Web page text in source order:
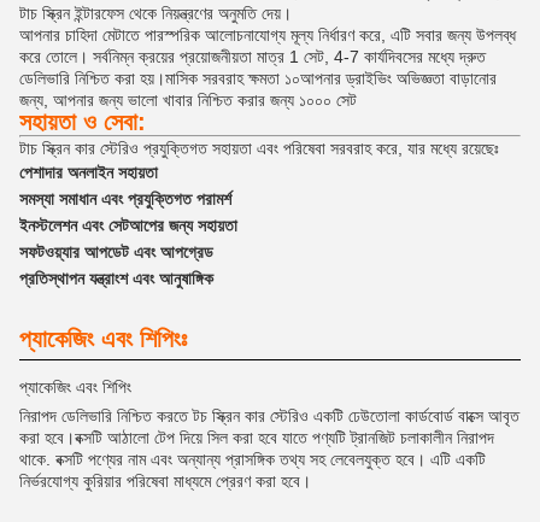
টাচ স্ক্রিন ইন্টারফেস থেকে নিয়ন্ত্রণের অনুমতি দেয়।
আপনার চাহিদা মেটাতে পারস্পরিক আলোচনাযোগ্য মূল্য নির্ধারণ করে, এটি সবার জন্য উপলব্ধ
করে তোলে। সর্বনিম্ন ক্রয়ের প্রয়োজনীয়তা মাত্র 1 সেট, 4-7 কার্যদিবসের মধ্যে দ্রুত
ডেলিভারি নিশ্চিত করা হয়।মাসিক সরবরাহ ক্ষমতা ১০আপনার ড্রাইভিং অভিজ্ঞতা বাড়ানোর
জন্য, আপনার জন্য ভালো খাবার নিশ্চিত করার জন্য ১০০০ সেট
সহায়তা ও সেবা:
টাচ স্ক্রিন কার স্টেরিও প্রযুক্তিগত সহায়তা এবং পরিষেবা সরবরাহ করে, যার মধ্যে রয়েছেঃ
পেশাদার অনলাইন সহায়তা
সমস্যা সমাধান এবং প্রযুক্তিগত পরামর্শ
ইনস্টলেশন এবং সেটআপের জন্য সহায়তা
সফটওয়্যার আপডেট এবং আপগ্রেড
প্রতিস্থাপন যন্ত্রাংশ এবং আনুষাঙ্গিক
প্যাকেজিং এবং শিপিংঃ
প্যাকেজিং এবং শিপিং
নিরাপদ ডেলিভারি নিশ্চিত করতে টচ স্ক্রিন কার স্টেরিও একটি ঢেউতোলা কার্ডবোর্ড বাক্সে আবৃত
করা হবে।বক্সটি আঠালো টেপ দিয়ে সিল করা হবে যাতে পণ্যটি ট্রানজিট চলাকালীন নিরাপদ
থাকে. বক্সটি পণ্যের নাম এবং অন্যান্য প্রাসঙ্গিক তথ্য সহ লেবেলযুক্ত হবে। এটি একটি
নির্ভরযোগ্য কুরিয়ার পরিষেবা মাধ্যমে প্রেরণ করা হবে।